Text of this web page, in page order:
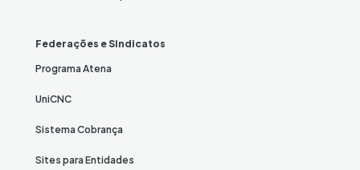
Federações e Sindicatos
Programa Atena
UniCNC
Sistema Cobrança
Sites para Entidades